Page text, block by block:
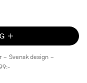
Svensk design